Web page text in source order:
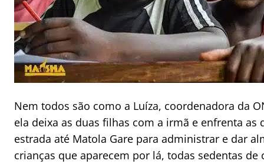
Nem todos são como a Luíza, coordenadora da
ela deixa as duas filhas com a irmã e enfrenta as
estrada até Matola Gare para administrar e dar
crianças que aparecem por lá, todas sedentas de